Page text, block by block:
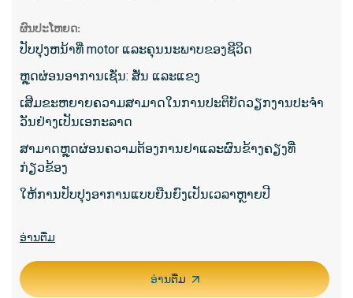
ສິ່ງ​ທີ່​ການ​ທົດ​ສອບ​ນີ້​ສະ​ແດງ​ໃຫ້​ເຫັນ​:
MRI:
ຮູບພາບໂຄງສ້າງລະອຽດຂອງສະຫມອງແລະ
ກະດູກສັນຫຼັງ, ເປັນປະໂຫຍດສໍາລັບການວິນິດໄສ
tumors, ການບາດເຈັບຫຼືພະຍາດ degenerative.
MR Angiography:ເສັ້ນ​ເລືອດ​ສະ​ແດງ​ໃຫ້​ເຫັນ​
ແລະ​ການ​ໄຫຼ​ຂອງ​, ທີ່​ເປັນ​ປະ​ໂຫຍດ​ເພື່ອ​ກວດ​ສອບ​
ຄວາມ​ຜິດ​ປົກ​ກະ​ຕິ​ຂອງ​ເສັ້ນ​ເລືອດ​ແລະ​ການ​ໄຫຼ​ຂອງ​
ເລືອດ​
MR Spectroscopy:ວິເຄາະອົງປະກອບທາງເຄມີ
ປະເມີນ metabolism ຂອງສະຫມອງແລະ
ວັດແທກການເຄື່ອນໄຫວຂອງ
ນໍາ
ໃສ່ຜິວຫ
ຖືກນໍາໃ
ຜົນປະໂຫຍດ:
ປັບປຸງຫນ້າທີ່ motor ແລະຄຸນນະພາບຂອງຊີວິດ
ຫຼຸດຜ່ອນອາການເຊັ່ນ: ສັ່ນ ແລະແຂງ
ເສີມຂະຫຍາຍຄວາມສາມາດໃນການປະຕິບັດວຽກງານປະຈໍາ
ວັນຢ່າງເປັນເອກະລາດ
ສາມາດຫຼຸດຜ່ອນຄວາມຕ້ອງການຢາແລະຜົນຂ້າງຄຽງທີ່
ກ່ຽວຂ້ອງ
ໃຫ້ການປັບປຸງອາການແບບຍືນຍົງເປັນເວລາຫຼາຍປີ
ອ່ານ​ຕື່ມ
ອ່ານ​ຕື່ມ